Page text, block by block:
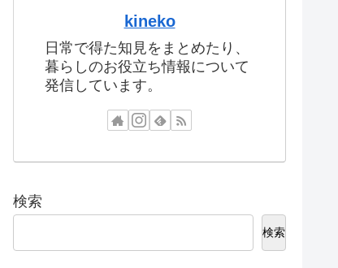
kineko
日常で得た知見をまとめたり、
暮らしのお役立ち情報について
発信しています。
検索
検索